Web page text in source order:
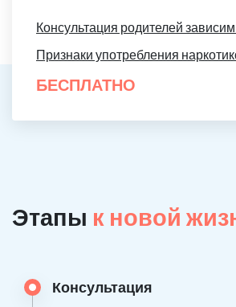
Консультация родителей
Признаки употребления
БЕСПЛАТНО
Этапы к новой
Консультация